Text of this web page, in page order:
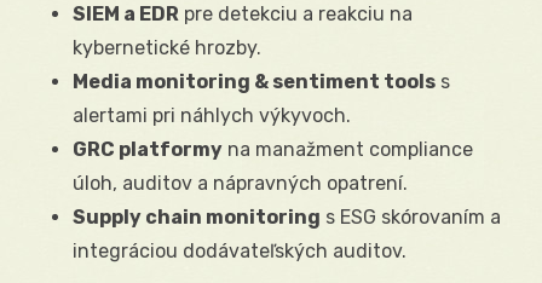
SIEM a EDR pre detekciu a reakciu na
kybernetické hrozby.
Media monitoring & sentiment tools s
alertami pri náhlych výkyvoch.
GRC platformy na manažment compliance
úloh, auditov a nápravných opatrení.
Supply chain monitoring s ESG skórovaním a
integráciou dodávateľských auditov.